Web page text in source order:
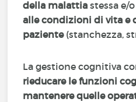
della malattiastessa e/
alle condizioni di vita e
paziente (stanchezza,
La gestione cognitiva
rieducare le funzioni
mantenere quelle